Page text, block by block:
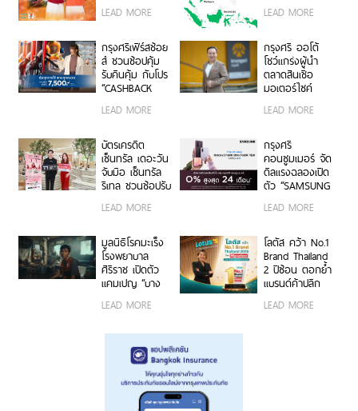
ศรีราชา”
LEAD MORE “EIRL” สู่ตลาด
LEAD MORE
กรุงศรีเฟิร์สช้อย
ส์ ชวนช้อปคุ้ม
รับคืนคุ้ม กับโปร
“CASHBACK
เครดิตเงินคืน
บาท
LEAD MORE
กรุงศรี ออโต้
โชว์แกร่งผู้นำ
ตลาดสินเชื่อ
มอเตอร์ไซค์
ทะลุ 40,000 ล้าน
LEAD MORE
บัตรเครดิต
เซ็นทรัล เดอะวัน
จับมือ เซ็นทรัล
รีเทล ชวนช้อปรับ
= 1 พอยท์ กับ
RETAIL X T1
CARD DAY”
LEAD MORE
กรุงศรี
คอนซูมเมอร์ จัด
ดีลแรงฉลองเปิด
ตัว “SAMSUNG
Ultra | Fold8 |
นานสูงสุด 24
เดือน
LEAD MORE
มูลนิธิโรคมะเร็ง
โรงพยาบาล
ศิริราช เปิดตัว
แคมเปญ “บาง
ป่วยหนัก” ชวน
ชีวิตผู้ป่วยมะเร็ง
LEAD MORE
โลตัส คว้า No.1
Brand Thailand
2 ปีซ้อน ตอกย้ำ
แบรนด์ค้าปลีก
มหาชน ผ่านการ
LEAD MORE